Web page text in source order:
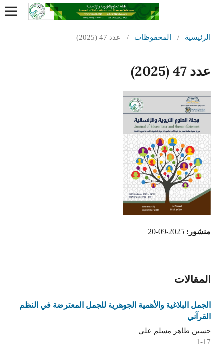
الرئيسية / المحفوظات / عدد 47 (2025)
عدد 47 (2025)
منشور: 2025-09-20
المقالات
الجمل البلاغية والأهمية الجوهرية للجمل المعترضة في النظم
القرآني
حسين طاهر مسلم علي
1-17